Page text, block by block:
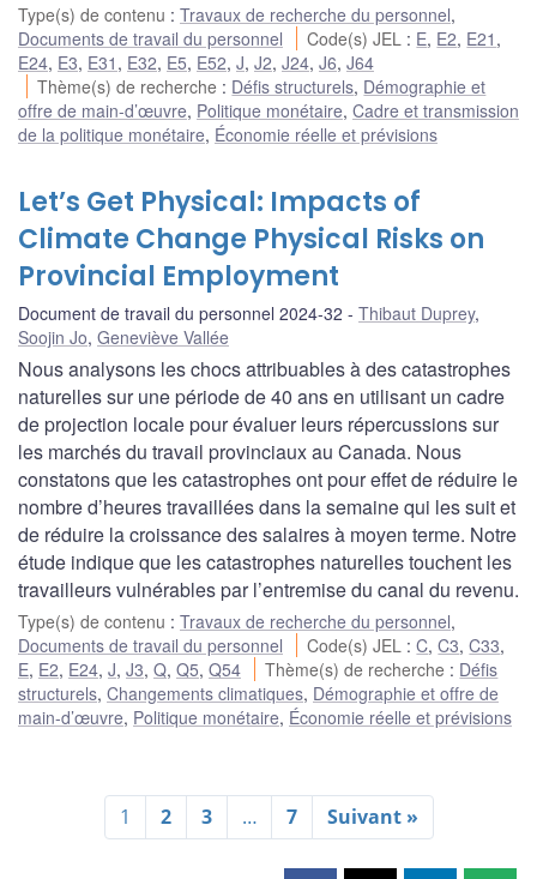
Type(s) de contenu : Travaux de recherche du personnel,
Documents de travail du personnel
Code(s) JEL : E, E2, E21 ,
E24, E3, E31 , E32, E5, E52, J, J2, J24, J6, J64
Thème(s) de recherche : Défis structurels, Démographie et
offre de main-d’œuvre, Politique monétaire, Cadre et transmission
de la politique monétaire, Économie réelle et prévisions
Let’s Get Physical: Impacts of
Climate Change Physical Risks on
Provincial Employment
Document de travail du personnel 2024-32 Thibaut Duprey,
Soojin Jo, Geneviève Vallée
Nous analysons les chocs attribuables à des catastrophes
naturelles sur une période de 40 ans en utilisant un cadre
de projection locale pour évaluer leurs répercussions sur
les marchés du travail provinciaux au Canada. Nous
constatons que les catastrophes ont pour effet de réduire le
nombre d’heures travaillées dans la semaine qui les suit et
de réduire la croissance des salaires à moyen terme. Notre
étude indique que les catastrophes naturelles touchent les
travailleurs vulnérables par l’entremise du canal du revenu.
Type(s) de contenu : Travaux de recherche du personnel,
Documents de travail du personnel
Code(s) JEL :C,C3,C33,
E, E2, E24, J, J3, Q, Q5, Q54 Thème(s) de recherche : Défis
structurels, Changements climatiques, Démographie et offre de
main-d’œuvre, Politique monétaire, Économie réelle et prévisions
1 2 3 … 7 Suivant »